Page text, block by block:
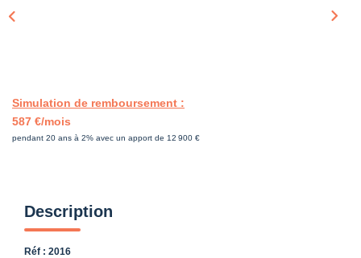
Simulation de remboursement :
587 €/mois
pendant 20 ans à 2% avec un apport de 12 900 €
Description
Réf : 2016